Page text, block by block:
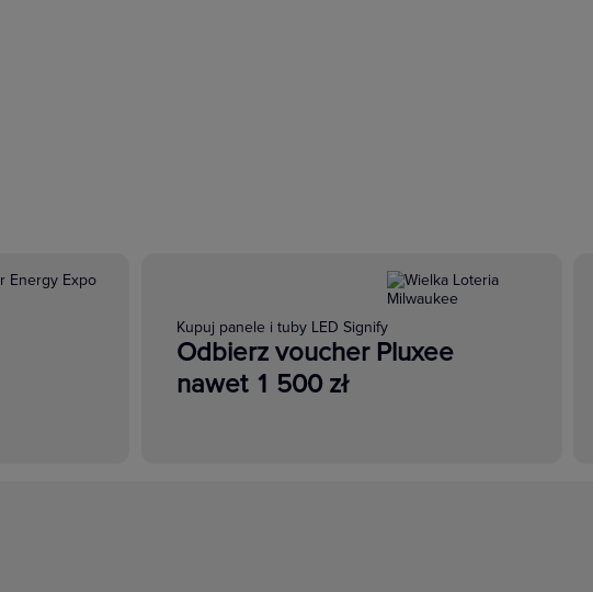
Kupuj panele i tuby LED Signify
Odbierz voucher Pluxee
nawet 1 500 zł